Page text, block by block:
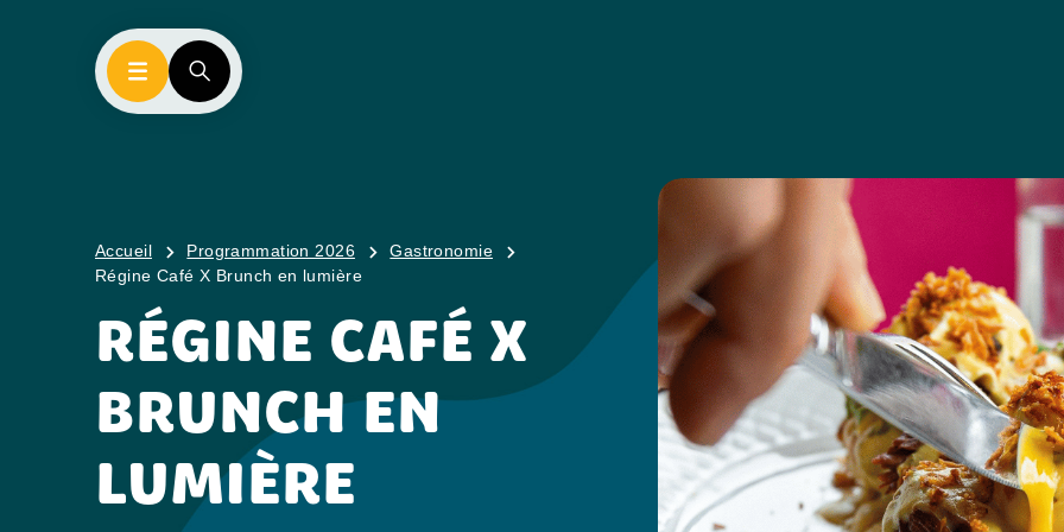
Accueil Programmation 2026
Gastronomie
Régine Café X Brunch en lumière
RÉGINE CAFÉ X
BRUNCH EN
LUMIÈRE